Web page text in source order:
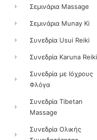
Σεμινάρια Massage
Σεμινάρια Munay Ki
Συνεδρία Usui Reiki
Συνεδρία Karuna Reiki
Συνεδρία με Ιόχρους
Φλόγα
Συνεδρία Tibetan
Massage
Συνεδρία Ολικής